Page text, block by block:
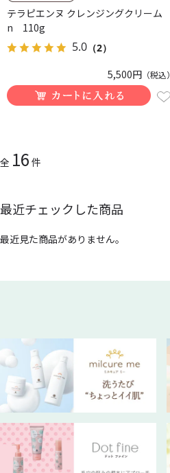
テラピエンヌ クレンジングクリーム
n 110g
5.0 （2）
5,500円 （税込）
全 16 件
最近チェックした商品
最近見た商品がありません。